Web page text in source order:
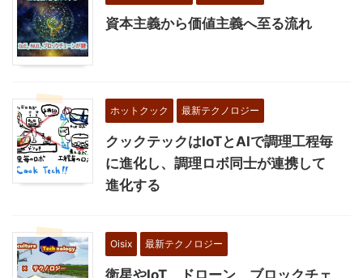
資本主義から価値主義へ至る流れ
ホットクック 最新テクノロジー
クックテックはIoTとAIで調理工程毎
に進化し、調理ロボ同士が連携して
進化する
Oisix 最新テクノロジー